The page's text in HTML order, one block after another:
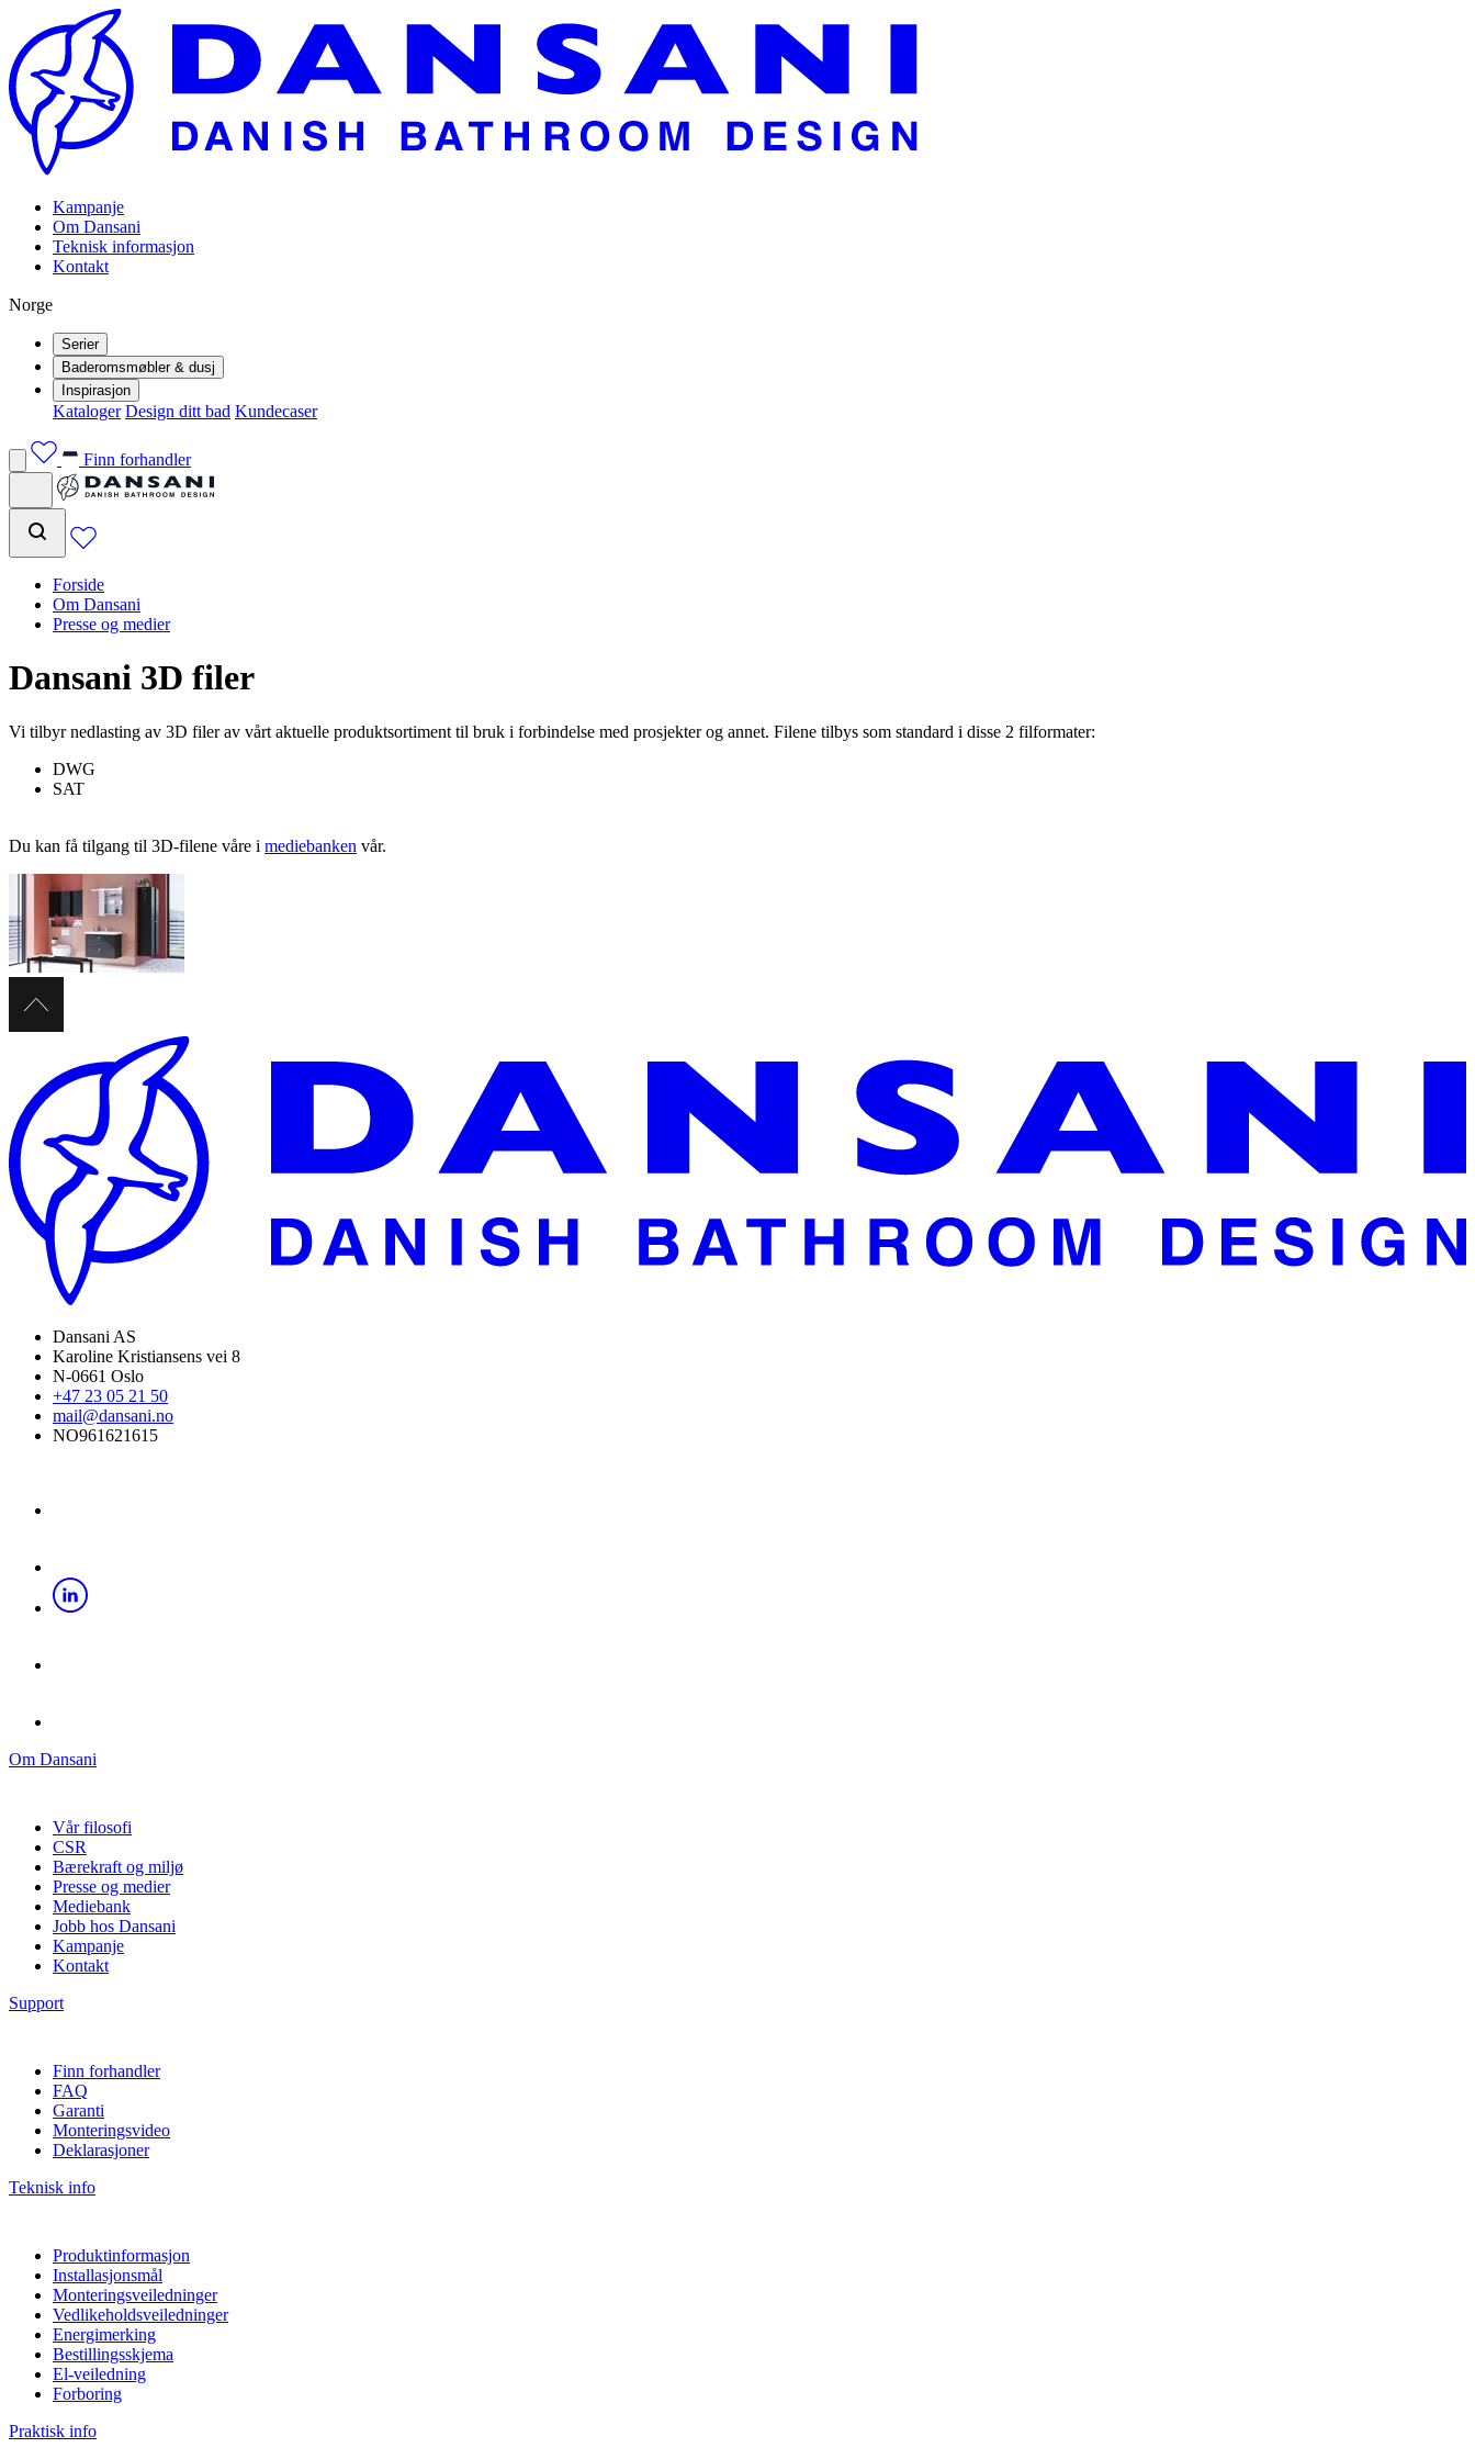
Kampanje
Om Dansani
Teknisk informasjon
Kontakt
Norge
Serier
Baderomsmøbler & dusj
Inspirasjon
Kataloger Design ditt bad Kundecaser
Finn forhandler
Forside
Om Dansani
Presse og medier
Dansani 3D filer
Vi tilbyr nedlasting av 3D filer av vårt aktuelle produktsortiment til bruk i forbindelse med prosjekter og annet. Filene tilbys som standard i disse 2 filformater:
DWG
SAT
Du kan få tilgang til 3D-filene våre i mediebanken vår.
Dansani AS
Karoline Kristiansens vei 8
N-0661 Oslo
+47 23 05 21 50
mail@dansani.no
NO961621615
Om Dansani
Vår filosofi
CSR
Bærekraft og miljø
Presse og medier
Mediebank
Jobb hos Dansani
Kampanje
Kontakt
Support
Finn forhandler
FAQ
Garanti
Monteringsvideo
Deklarasjoner
Teknisk info
Produktinformasjon
Installasjonsmål
Monteringsveiledninger
Vedlikeholdsveiledninger
Energimerking
Bestillingsskjema
El-veiledning
Forboring
Praktisk info